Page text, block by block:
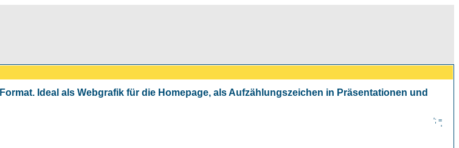
Ideal als Webgrafik für die Homepage, als Aufzählungszeichen in Präsentationen und
'; =
'